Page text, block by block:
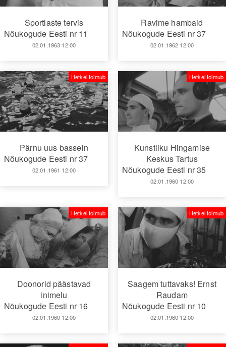
Sportlaste tervis
Nõukogude Eesti nr 11
02.01.1963 12:00
Ravime hambaid
Nõukogude Eesti nr 37
02.01.1962 12:00
Pärnu uus bassein
Nõukogude Eesti nr 37
02.01.1961 12:00
Hetkel toimub
Kunstliku Hingamise
Keskus Tartus
Nõukogude Eesti nr 35
02.01.1960 12:00
Hetkel toimub
Doonorid päästavad
inimelu
Nõukogude Eesti nr 16
02.01.1960 12:00
Hetkel toimub
Saagem tuttavaks! Ernst
Raudam
Nõukogude Eesti nr 10
02.01.1960 12:00
Hetkel toimub